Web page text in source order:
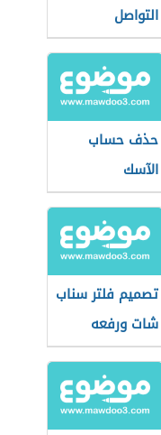
التواصل
الاجتماعي
حذف حساب
الآسك
تصميم فلتر سناب
شات ورفعه